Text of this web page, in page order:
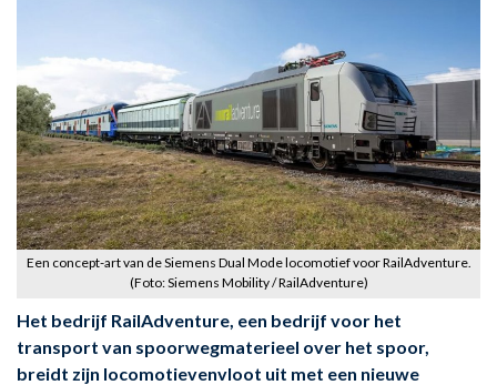
Een concept-art van de Siemens Dual Mode locomotief voor RailAdventure.
(Foto: Siemens Mobility / RailAdventure)
Het bedrijf RailAdventure, een bedrijf voor het
transport van spoorwegmaterieel over het spoor,
breidt zijn locomotievenvloot uit met een nieuwe